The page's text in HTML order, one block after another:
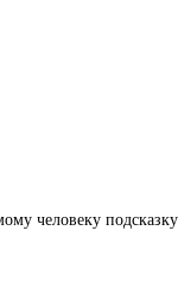
человеку подсказку